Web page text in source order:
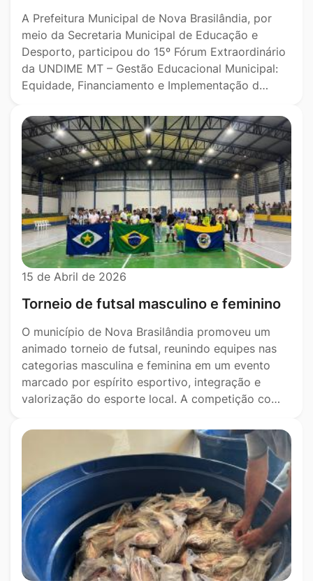
A Prefeitura Municipal de Nova Brasilândia, por
meio da Secretaria Municipal de Educação e
Desporto, participou do 15º Fórum Extraordinário
da UNDIME MT – Gestão Educacional Municipal:
Equidade, Financiamento e Implementação d…
15 de Abril de 2026
Torneio de futsal masculino e feminino
O município de Nova Brasilândia promoveu um
animado torneio de futsal, reunindo equipes nas
categorias masculina e feminina em um evento
marcado por espírito esportivo, integração e
valorização do esporte local. A competição co…